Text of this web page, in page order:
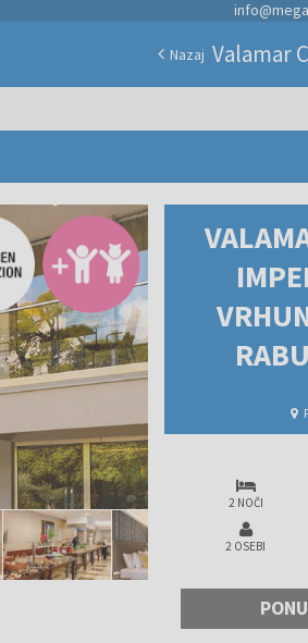
Nazaj
2 NOČI
2 OSEBI